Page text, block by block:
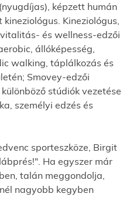
képzett humán
Kineziológus,
és wellness-edzői
állóképesség,
walking, táplálkozás és
Smovey-edzői
stúdiók vezetése
személyi edzés és
sporteszköze, Birgit
Ha egyszer már
talán meggondolja,
nagyobb kegyben